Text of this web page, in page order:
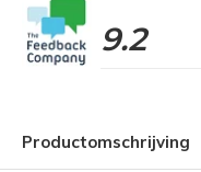
9.2
Productomschrijving